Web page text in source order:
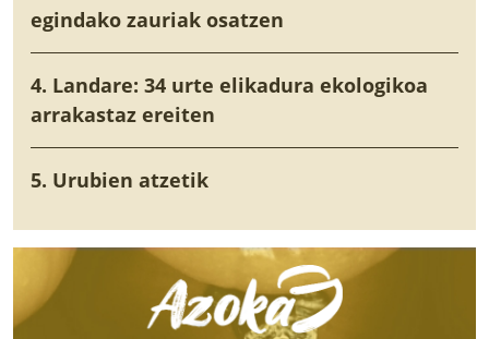
egindako zauriak osatzen
4. Landare: 34 urte elikadura ekologikoa
arrakastaz ereiten
5. Urubien atzetik